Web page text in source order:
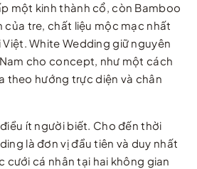
một kinh thành cổ, còn Bamboo
của tre, chất liệu mộc mạc nhất
White Wedding giữ nguyên
cho concept, như một cách
theo hướng trực diện và chân
ít người biết. Cho đến thời
là đơn vị đầu tiên và duy nhất
cưới cá nhân tại hai không gian